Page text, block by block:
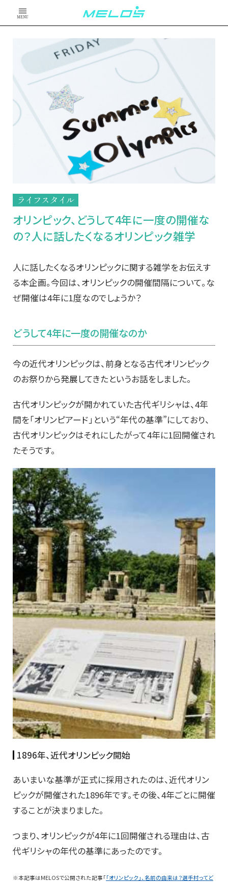
MENU
ライフスタイル
オリンピック、どうして4年に一度の開催な
の？人に話したくなるオリンピック雑学
人に話したくなるオリンピックに関する雑学をお伝えす
る本企画。今回は、オリンピックの開催間隔について。な
ぜ開催は4年に1度なのでしょうか？
どうして4年に一度の開催なのか
今の近代オリンピックは、前身となる古代オリンピック
のお祭りから発展してきたというお話をしました。
古代オリンピックが開かれていた古代ギリシャは、4年
間を「オリンピアード」という“年代の基準”にしており、
古代オリンピックはそれにしたがって4年に1回開催され
たそうです。
1896年、近代オリンピック開始
あいまいな基準が正式に採用されたのは、近代オリン
ピックが開催された1896年です。その後、4年ごとに開催
することが決まりました。
つまり、オリンピックが4年に1回開催される理由は、古
代ギリシャの年代の基準にあったのです。
※本記事はMELOSで公開された記事「「オリンピック」、名前の由来は？選手村ってど